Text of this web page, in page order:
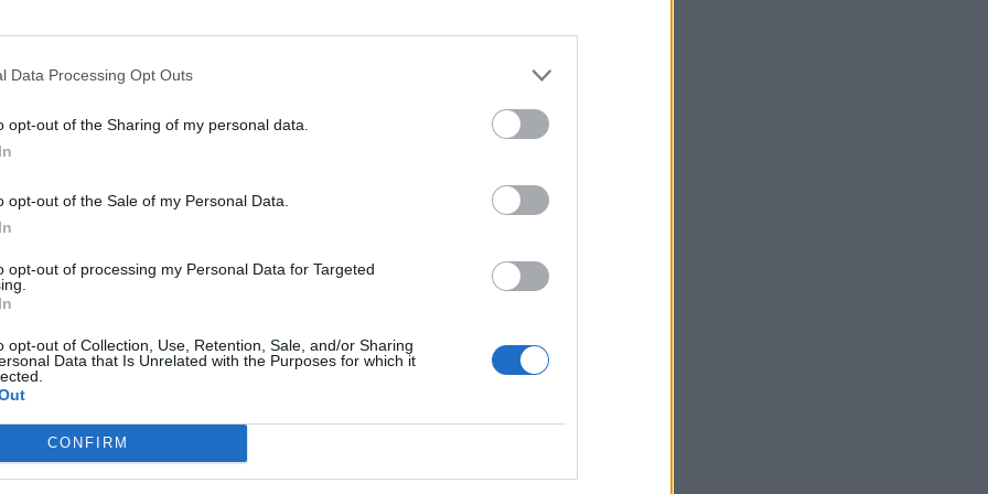
Data Processing Opt Outs
opt-out of the Sharing of my personal data.
opt-out of the Sale of my Personal Data.
opt-out of processing my Personal Data for Targeted
opt-out of Collection, Use, Retention, Sale, and/or Sharing
Data that Is Unrelated with the Purposes for which it
CONFIRM
καλές προθέσεις!
ευθύνη για το αποτέλεσμα!
κρίσιμο που διαπίστωσα είναι τούτο:
είναι αθώοι.
επέφερε προηγουμένως ένα
για την κοινωνία έθος…
όχι τα αθώα περιστέρια αλλά οι
ο ίδιος ο πολίτης, ο λαός που
περιστέρι / αθώα περιστερά) δεν έχει τη
διακρίνει και να τους αποδίδει.